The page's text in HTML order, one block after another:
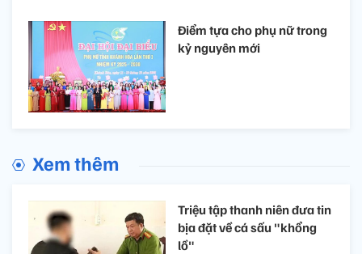
Điểm tựa cho phụ nữ trong
kỷ nguyên mới
Xem thêm
Triệu tập thanh niên đưa tin
bịa đặt về cá sấu "khổng
lồ"